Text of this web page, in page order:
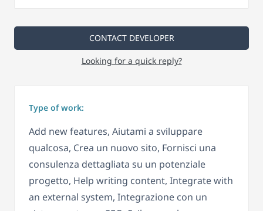
CONTACT DEVELOPER
Looking for a quick reply?
Type of work:
Add new features, Aiutami a sviluppare
qualcosa, Crea un nuovo sito, Fornisci una
consulenza dettagliata su un potenziale
progetto, Help writing content, Integrate with
an external system, Integrazione con un